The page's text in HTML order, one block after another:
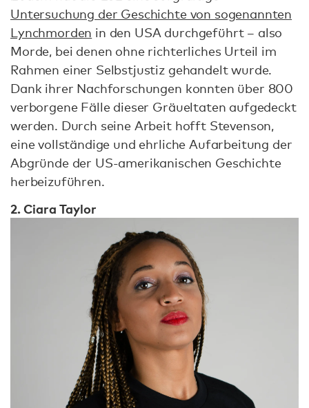
Untersuchung der Geschichte von sogenannten
Lynchmorden in den USA durchgeführt – also
Morde, bei denen ohne richterliches Urteil im
Rahmen einer Selbstjustiz gehandelt wurde.
Dank ihrer Nachforschungen konnten über 800
verborgene Fälle dieser Gräueltaten aufgedeckt
werden. Durch seine Arbeit hofft Stevenson,
eine vollständige und ehrliche Aufarbeitung der
Abgründe der US-amerikanischen Geschichte
herbeizuführen.
2. Ciara Taylor